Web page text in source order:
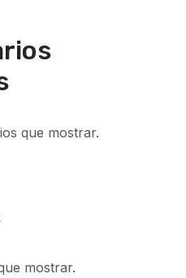
que mostrar.
mostrar.